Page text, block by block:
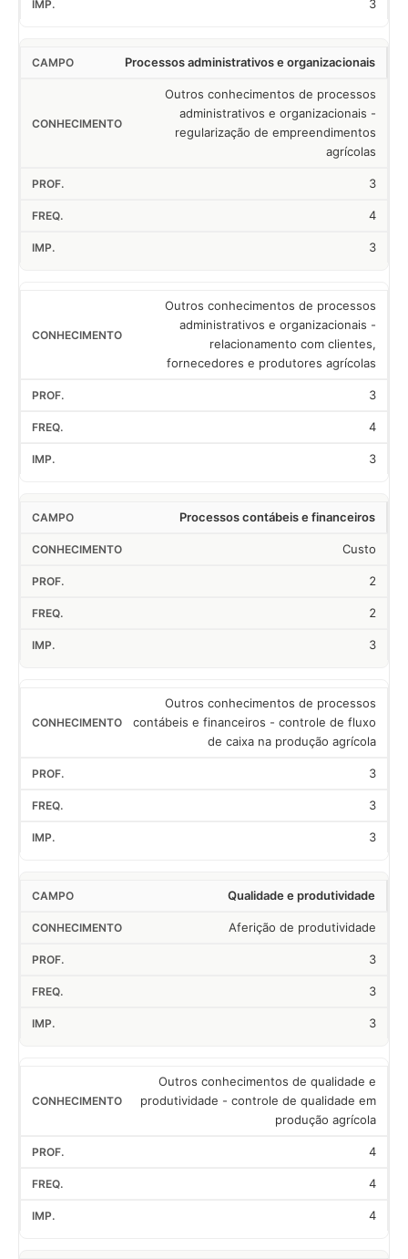
3
Processos administrativos e organizacionais
Outros conhecimentos de processos
administrativos e organizacionais -
regularização de empreendimentos
agrícolas
3
4
3
Outros conhecimentos de processos
administrativos e organizacionais -
relacionamento com clientes,
fornecedores e produtores agrícolas
3
4
3
Processos contábeis e financeiros
Custo
2
2
3
Outros conhecimentos de processos
contábeis e financeiros - controle de fluxo
de caixa na produção agrícola
3
3
3
Qualidade e produtividade
Aferição de produtividade
3
3
3
Outros conhecimentos de qualidade e
produtividade - controle de qualidade em
produção agrícola
4
4
4